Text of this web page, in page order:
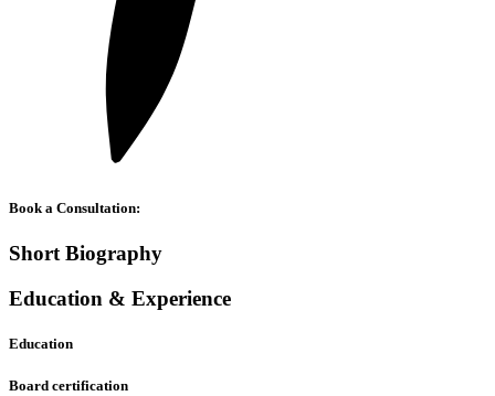
Book a Consultation:
Short Biography
Education & Experience
Education
Board certification